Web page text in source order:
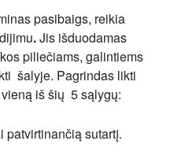
pasibaigs, reikia
.Jis išduodamas
piliečiams, galintiems
šalyje. Pagrindas likti
iš šių 5 sąlygų:
patvirtinančią sutartį.